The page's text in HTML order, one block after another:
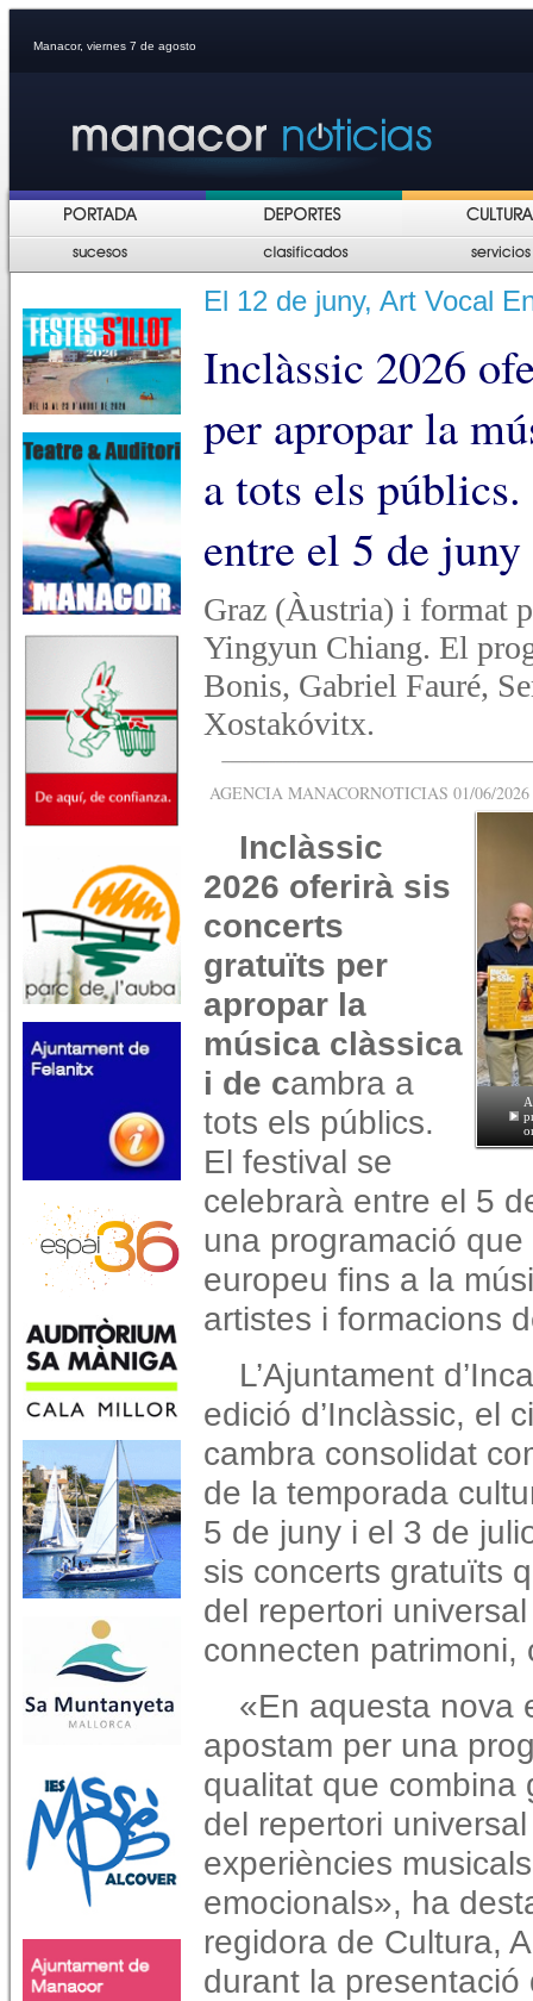
Manacor, viernes 7 de agosto
El 12 de juny, Art Vocal
Inclàssic 2026
per apropar la
a tots els
entre el 5 de
Graz (Àustria) i format
Yingyun Chiang. El
Bonis, Gabriel Fauré,
Xostakóvitx.
AGENCIA MANACORNOTICIAS 01/06/
Inclàssic
2026 oferirà sis
concerts
gratuïts per
apropar la
música clàssica
i de cambra a
tots els públics.
El festival se
celebrarà entre el 5
una programació
europeu fins a la
artistes i formacions
L’Ajuntament
edició d’Inclàssic, el
cambra consolidat
de la temporada
5 de juny i el 3 de
sis concerts gratuïts
del repertori
connecten patrimoni,
«En aquesta nova
apostam per una
qualitat que combina
del repertori
experiències
emocionals», ha
regidora de Cultura,
durant la presentació